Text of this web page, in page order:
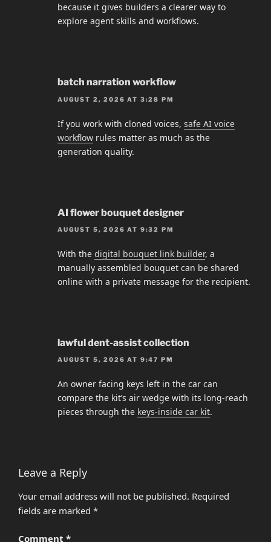
because it gives builders a clearer way to
explore agent skills and workflows.
batch narration workflow
AUGUST 2, 2026 AT 3:28 PM
If you work with cloned voices, safe AI voice
workflow rules matter as much as the
generation quality.
AI flower bouquet designer
AUGUST 5, 2026 AT 9:32 PM
With the digital bouquet link builder, a
manually assembled bouquet can be shared
online with a private message for the recipient.
lawful dent-assist collection
AUGUST 5, 2026 AT 9:47 PM
An owner facing keys left in the car can
compare the kit’s air wedge with its long-reach
pieces through the keys-inside car kit.
Leave a Reply
Your email address will not be published. Required
fields are marked *
Comment *